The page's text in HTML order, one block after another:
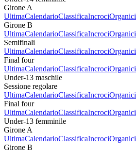
Girone A
UltimaCalendarioClassificaIncrociOrganici
Girone B
UltimaCalendarioClassificaIncrociOrganici
Semifinali
UltimaCalendarioClassificaIncrociOrganici
Final four
UltimaCalendarioClassificaIncrociOrganici
Under-13 maschile
Sessione regolare
UltimaCalendarioClassificaIncrociOrganici
Final four
UltimaCalendarioClassificaIncrociOrganici
Under-13 femminile
Girone A
UltimaCalendarioClassificaIncrociOrganici
Girone B